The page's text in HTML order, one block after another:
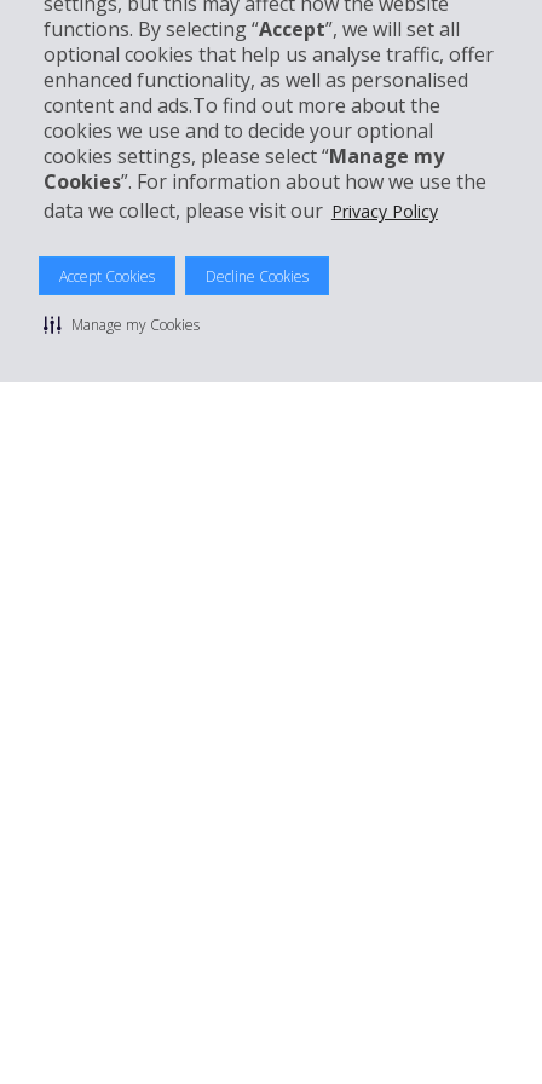
functions. By selecting “Accept”, we will set all
optional cookies that help us analyse traffic, offer
enhanced functionality, as well as personalised
content and ads.To find out more about the
cookies we use and to decide your optional
cookies settings, please select “Manage my
Cookies”. For information about how we use the
data we collect, please visit our Privacy Policy
Accept Cookies Decline Cookies
Manage my Cookies
Partner
Kundenservice
Mieten bei Hertz
© 2026 The Hertz System, Inc.
Datenschutzrichtlinie | Nutzungsbedingungen
Sitemap Cookies verwalten